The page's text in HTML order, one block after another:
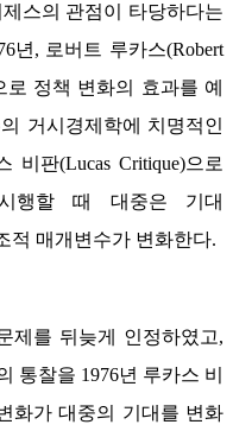
스의 관점이 타당하다는
년, 로버트 루카스(Robert
로 정책 변화의 효과를 예
거시경제학에 치명적인
비판(Lucas Critique)으로
행할 때 대중은 기대
적 매개변수가 변화한다.
제를 뒤늦게 인정하였고,
통찰을 1976년 루카스 비
화가 대중의 기대를 변화